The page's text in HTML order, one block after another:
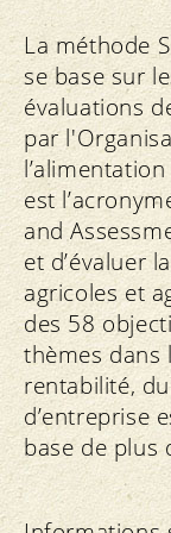
La méthode
se base sur
évaluations
par
est
and
et d’évaluer
agricoles et
des 58
thèmes dans
rentabilité,
d’entreprise
base de plus